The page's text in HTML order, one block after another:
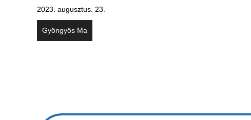
2023. augusztus. 23.
Gyöngyös Ma